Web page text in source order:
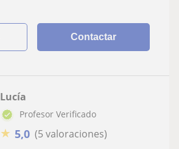
Contactar
Lucía
Profesor Verificado
★ 5,0 (5 valoraciones)